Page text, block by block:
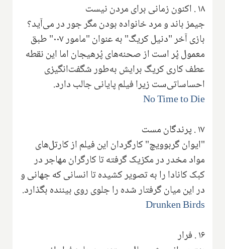
۱۸.اکنون زمانی برای مردن نیست
جیمز باند و مرد خانواده بودن مگر جور در می‌آید؟
بازی آخر "دنیل کریگ" به عنوان "مامور ۰۰۷" طبق
معمول پُر است از صحنه‌های پُرهیجان اما این نقطه
عطف کاری کریگ برایش به‌طور شگفت‌انگیزی
احساساتی‌ست زیرا فیلم پایانی جالب دارد.
No Time to Die
۱۷.پرندگان مست
"ایوان گربوویچ" کارگردان این فیلم از کارتل‌های
مواد مخدر در مکزیک گرفته تا کارگران مهاجر در
کبک کانادا را به تصویر کشیده تا انسانی که جهانی و
در این میان گرفتار شده را جلوی روی بیننده بگذارد.
Drunken Birds
۱۶.فرار